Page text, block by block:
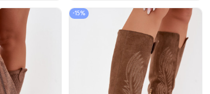
-15%